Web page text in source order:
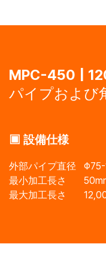
MPC-450 |
パイプおよび
▣ 設備仕様
外部パイプ直径
最小加工長さ
最大加工長さ
Φ75-